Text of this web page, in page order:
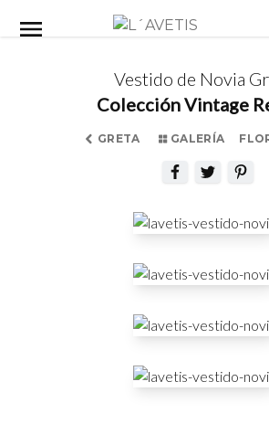
Vestido de Novia
Colección Vintage
GRETA GALERÍA